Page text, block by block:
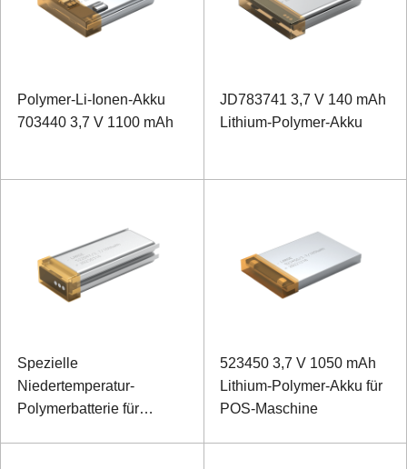
Polymer-Li-Ionen-Akku
703440 3,7 V 1100 mAh
JD783741 3,7 V 140 mAh
Lithium-Polymer-Akku
Spezielle
Niedertemperatur-
Polymerbatterie für
523450 3,7 V 1050 mAh
Lithium-Polymer-Akku für
POS-Maschine